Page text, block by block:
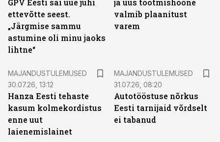
GPV Eesti sai uue juhi
ettevõtte seest.
„Järgmise sammu
astumine oli minu jaoks
lihtne“
ja uus tootmishoone
valmib plaanitust
varem
MAJANDUSTULEMUSED
30.07.26, 13:12
Hanza Eesti tehaste
kasum kolmekordistus
enne uut
laienemislainet
MAJANDUSTULEMUSED
31.07.26, 08:20
Autotööstuse nõrkus
Eesti tarnijaid võrdselt
ei tabanud